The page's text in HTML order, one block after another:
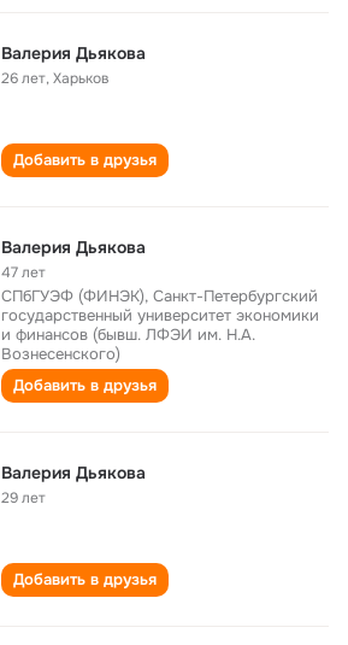
Валерия Дьякова
26 лет,Харьков
Добавить в друзья
Валерия Дьякова
47 лет
СПбГУЭФ (ФИНЭК), Санкт-Петербургский
государственный университет экономики
и финансов (бывш. ЛФЭИ им. Н.А.
Вознесенского)
Добавить в друзья
Валерия Дьякова
29 лет
Добавить в друзья